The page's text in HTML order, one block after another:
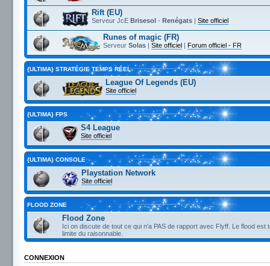
Rift (EU)
Serveur JcE Brisesol - Renégats | Site officiel
Runes of magic (FR)
Serveur Solas | Site officiel | Forum officiel - FR
{ULTIMA} STRATÉGIE TEMPS RÉEL
League Of Legends (EU)
Site officiel
{ULTIMA} FPS
S4 League
Site officiel
{ULTIMA} CONSOLE
Playstation Network
Site officiel
FLOOD ZONE
Flood Zone
Ici on discute de tout ce qui n'a PAS de rapport avec Flyff. Le flood est
limite du raisonnable.
CONNEXION